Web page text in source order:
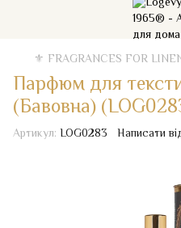
⚜️ FRAGRANCES FOR
Парфюм для
(Бавовна)
Артикул: LOG0283 Написати